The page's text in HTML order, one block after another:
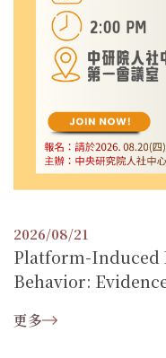
2026/08/21
Platform-Induced
Behavior:
更多